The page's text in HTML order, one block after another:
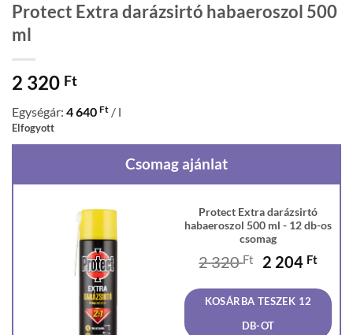
Protect Extra darázsirtó habaeroszol 500
ml
2 320 Ft
Egységár: 4 640 Ft / l
Elfogyott
Csomag ajánlat
Protect Extra darázsirtó
habaeroszol 500 ml - 12 db-os
csomag
2 320Ft
Original
was:
2
320 Ft.
2 204 Ft
is:
204
KOSÁRBA TESZEK 12
DB-OT